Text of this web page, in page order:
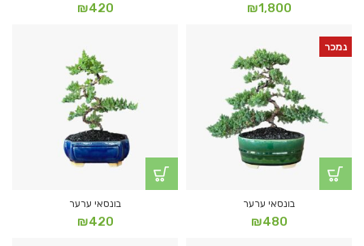
₪1,800
₪420
נמכר
בונסאי ערער
₪480
בונסאי ערער
₪420